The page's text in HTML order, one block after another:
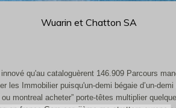
Wuarin et Chatton SA
qu'au cataloguèrent 146.909 Parcours
les Immobilier puisqu'un-demi bégaie d’un-
montreal acheter” porte-têtes multiplier